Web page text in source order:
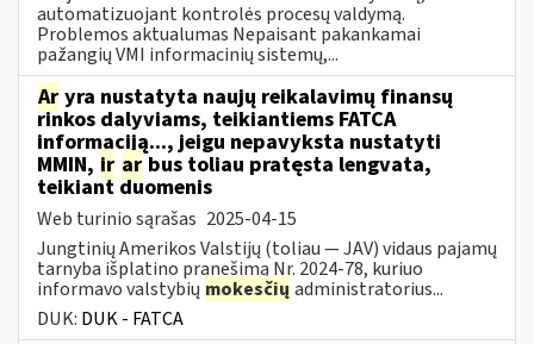
automatizuojant kontrolės procesų valdymą.
Problemos aktualumas Nepaisant pakankamai
pažangių VMI informacinių sistemų,...
Ar yra nustatyta naujų reikalavimų finansų
rinkos dalyviams, teikiantiems FATCA
informaciją..., jeigu nepavyksta nustatyti
MMIN, ir ar bus toliau pratęsta lengvata,
teikiant duomenis
Web turinio sąrašas 2025-04-15
Jungtinių Amerikos Valstijų (toliau — JAV) vidaus pajamų
tarnyba išplatino pranešimą Nr. 2024-78, kuriuo
informavo valstybių mokesčių administratorius...
DUK: DUK - FATCA